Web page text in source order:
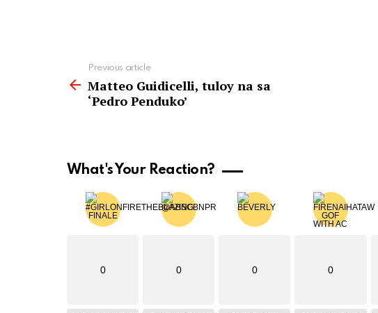
more
Previous article
Matteo Guidicelli, tuloy na sa
‘Pedro Penduko’
What's Your Reaction?
0 0 0 0